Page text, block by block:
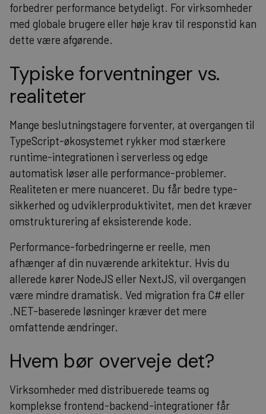
forbedrer performance betydeligt. For virksomheder
med globale brugere eller høje krav til responstid kan
dette være afgørende.
Typiske forventninger vs.
realiteter
Mange beslutningstagere forventer, at overgangen til
TypeScript-økosystemet rykker mod stærkere
runtime-integrationen i serverless og edge
automatisk løser alle performance-problemer.
Realiteten er mere nuanceret. Du får bedre type-
sikkerhed og udviklerproduktivitet, men det kræver
omstrukturering af eksisterende kode.
Performance-forbedringerne er reelle, men
afhænger af din nuværende arkitektur. Hvis du
allerede kører NodeJS eller NextJS, vil overgangen
være mindre dramatisk. Ved migration fra C# eller
.NET-baserede løsninger kræver det mere
omfattende ændringer.
Hvem bør overveje det?
Virksomheder med distribuerede teams og
komplekse frontend-backend-integrationer får